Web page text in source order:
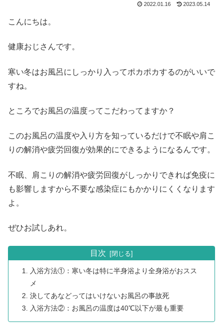
2022.01.16 2023.05.14
こんにちは。
健康おじさんです。
寒い冬はお風呂にしっかり入ってポカポカするのがいいで
すね。
ところでお風呂の温度ってこだわってますか？
このお風呂の温度や入り方を知っているだけで不眠や肩こ
りの解消や疲労回復が効果的にできるようになるんです。
不眠、肩こりの解消や疲労回復がしっかりできれば免疫に
も影響しますから不要な感染症にもかかりにくくなります
よ。
ぜひお試しあれ。
目次
入浴方法①：寒い冬は特に半身浴より全身浴がおスス
メ
決してあなどってはいけないお風呂の事故死
入浴方法②：お風呂の温度は40℃以下が最も重要